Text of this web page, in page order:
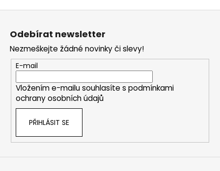
Z
Odebírat newsletter
Nezmeškejte žádné novinky či slevy!
E-mail
Vložením e-mailu souhlasíte s podmínkami
ochrany osobních údajů
PŘIHLÁSIT SE